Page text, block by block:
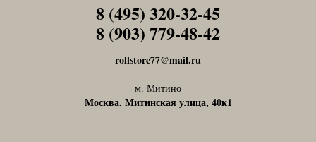
rollstore77@mail.ru
м. Митино
Москва, Митинская улица, 40к1
8 (495) 320-32-45
8 (903) 779-48-42
Tel1
Tel1